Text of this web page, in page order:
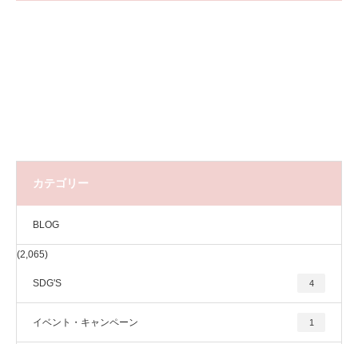
カテゴリー
BLOG
(2,065)
SDG'S 4
イベント・キャンペーン 1